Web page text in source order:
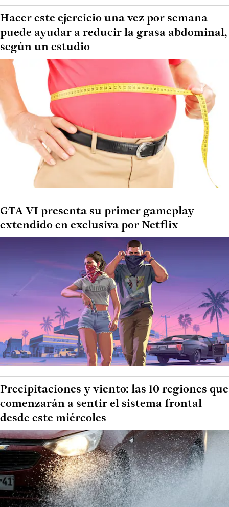
Hacer este ejercicio una vez por semana
puede ayudar a reducir la grasa abdominal,
según un estudio
GTA VI presenta su primer gameplay
extendido en exclusiva por Netflix
Precipitaciones y viento: las 10 regiones que
comenzarán a sentir el sistema frontal
desde este miércoles